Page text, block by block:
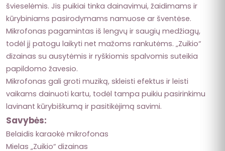
švieselėmis. Jis puikiai tinka dainavimui, žaidimams ir
kūrybiniams pasirodymams namuose ar šventėse.
Mikrofonas pagamintas iš lengvų ir saugių medžiagų,
todėl jį patogu laikyti net mažoms rankutėms. „Zuikio“
dizainas su ausytėmis ir ryškiomis spalvomis suteikia
papildomo žavesio.
Mikrofonas gali groti muziką, skleisti efektus ir leisti
vaikams dainuoti kartu, todėl tampa puikiu pasirinkimu
lavinant kūrybiškumą ir pasitikėjimą savimi.
Savybės:
Belaidis karaokė mikrofonas
Mielas „Zuikio“ dizainas